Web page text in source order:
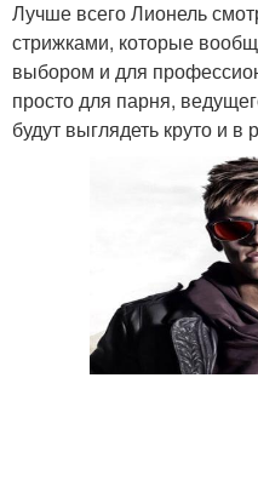
Лучше всего Лионель
стрижками, которые
выбором и для
просто для парня,
будут выглядеть круто и в